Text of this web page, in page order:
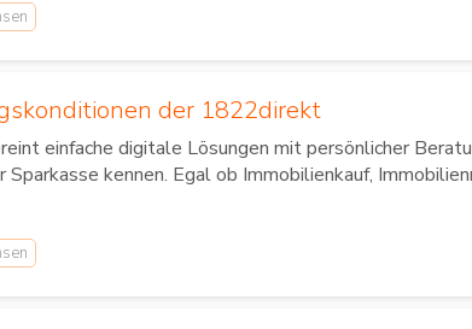
der 1822direkt
einfache digitale Lösungen mit persönlicher
Sparkasse kennen. Egal ob Immobilienkauf,